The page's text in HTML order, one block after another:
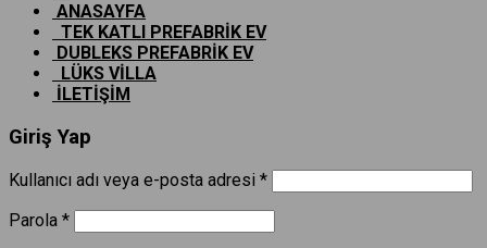
ANASAYFA
TEK KATLI PREFABRİK EV
DUBLEKS PREFABRİK EV
LÜKS VİLLA
İLETİŞİM
Giriş Yap
Kullanıcı adı veya e-posta adresi *
Parola *